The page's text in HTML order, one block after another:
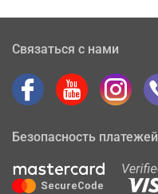
Связаться с нами
Безопасность платежей